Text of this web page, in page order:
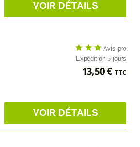
VOIR DÉTAILS
star star star Avis pro
Expédition 5 jours
Prix
13,50 € TTC
VOIR DÉTAILS